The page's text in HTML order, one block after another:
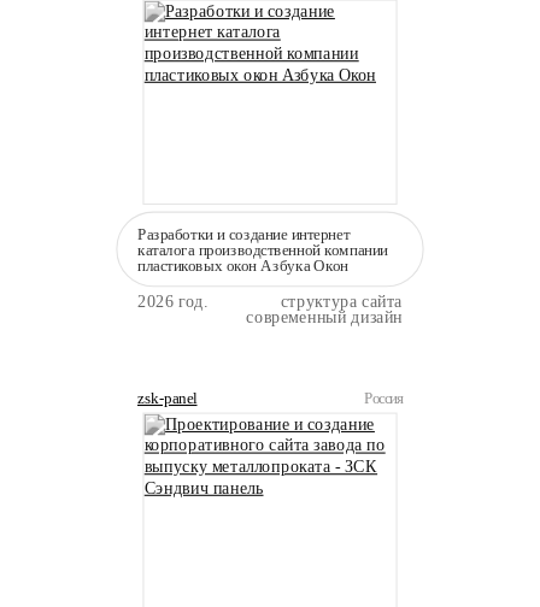
Разработки и создание интернет
каталога производственной компании
пластиковых окон Азбука Окон
2026 год. структура сайта
современный дизайн
zsk-panel Россия